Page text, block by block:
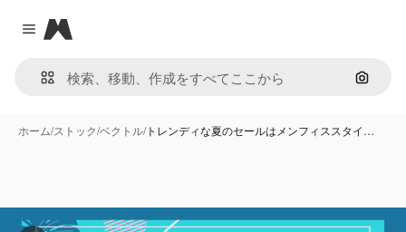
Close menu
Magnific
画像で
ホーム/ストック/ベクトル/トレンディな夏のセールはメンフィススタイ…